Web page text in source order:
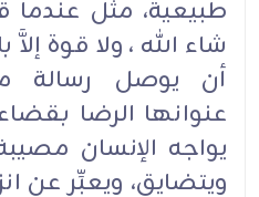
طبيعية، مثل عندما
شاء الله ، ولا قوة إلاَّ
أن يوصل رسالة
عنوانها الرضا بقضاء
يواجه الإنسان
ويتضايق، ويعبِّر عن